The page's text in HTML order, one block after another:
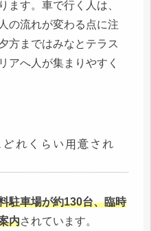
ます。車で行く人は、
の流れが変わる点に注
方まではみなとテラス
アへ人が集まりやすく
れくらい用意され
駐車場が約130台、臨時
内されています。